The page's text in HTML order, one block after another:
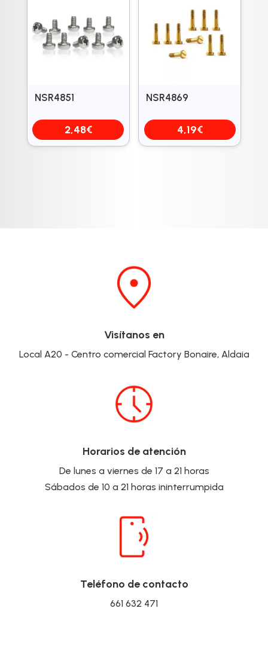
NSR4851
2,48€
NSR4869
4,19€
Visítanos en
Local A20 - Centro comercial Factory Bonaire, Aldaia
Horarios de atención
De lunes a viernes de 17 a 21 horas
Sábados de 10 a 21 horas ininterrumpida
Teléfono de contacto
661 632 471